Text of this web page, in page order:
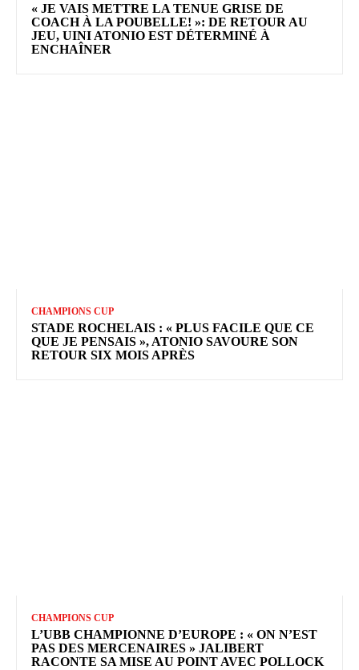
« JE VAIS METTRE LA TENUE GRISE DE
COACH À LA POUBELLE! »: DE RETOUR AU
JEU, UINI ATONIO EST DÉTERMINÉ À
ENCHAÎNER
CHAMPIONS CUP
STADE ROCHELAIS : « PLUS FACILE QUE CE
QUE JE PENSAIS », ATONIO SAVOURE SON
RETOUR SIX MOIS APRÈS
CHAMPIONS CUP
L’UBB CHAMPIONNE D’EUROPE : « ON N’EST
PAS DES MERCENAIRES » JALIBERT
RACONTE SA MISE AU POINT AVEC POLLOCK